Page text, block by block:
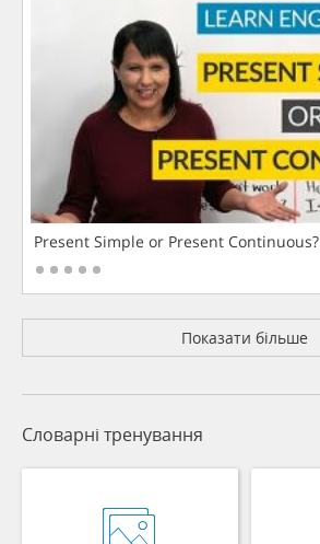
Present Simple or Present Continuous?
Показати більше
Словарні тренування